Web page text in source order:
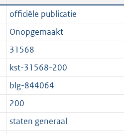
n
d
s
r
o
o
t
e
a
n
d
g
r
o
t
t
officiële publicatie
Onopgemaakt
31568
kst-31568-200
blg-844064
200
staten generaal